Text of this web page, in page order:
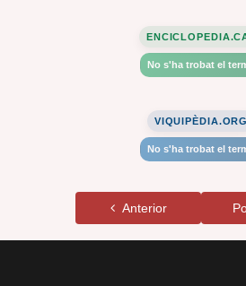
No s'ha trobat el
VIQUIPÈDIA.ORG
No s'ha trobat el
Anterior